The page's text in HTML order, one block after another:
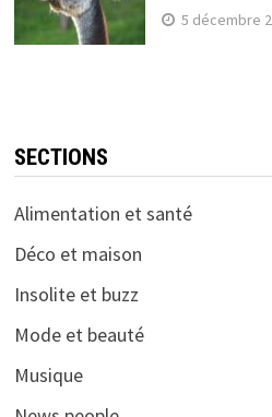
5 décembre
SECTIONS
Alimentation et santé
Déco et maison
Insolite et buzz
Mode et beauté
Musique